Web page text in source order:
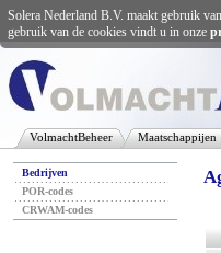
VolmachtBeheer Maatschappijen
Bedrijven
POR-codes
CRWAM-codes
Solera Nederland B.V. maakt gebruik
gebruik van de cookies vindt u in onze